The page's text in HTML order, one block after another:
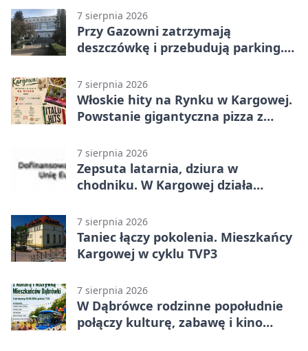
7 sierpnia 2026
Przy Gazowni zatrzymają
deszczówkę i przebudują parking.
7 sierpnia 2026
Włoskie hity na Rynku w Kargowej.
Powstanie gigantyczna pizza z
7 sierpnia 2026
Zepsuta latarnia, dziura w
chodniku. W Kargowej działa
7 sierpnia 2026
Taniec łączy pokolenia. Mieszkańcy
Kargowej w cyklu TVP3
7 sierpnia 2026
W Dąbrówce rodzinne popołudnie
połączy kulturę, zabawę i kino